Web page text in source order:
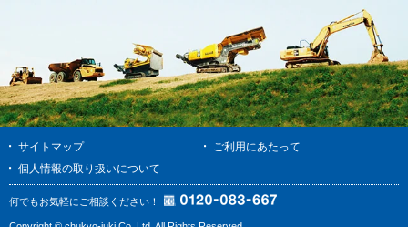
サイトマップ
ご利用にあたって
個人情報の取り扱いについて
何でもお気軽にご相談ください！